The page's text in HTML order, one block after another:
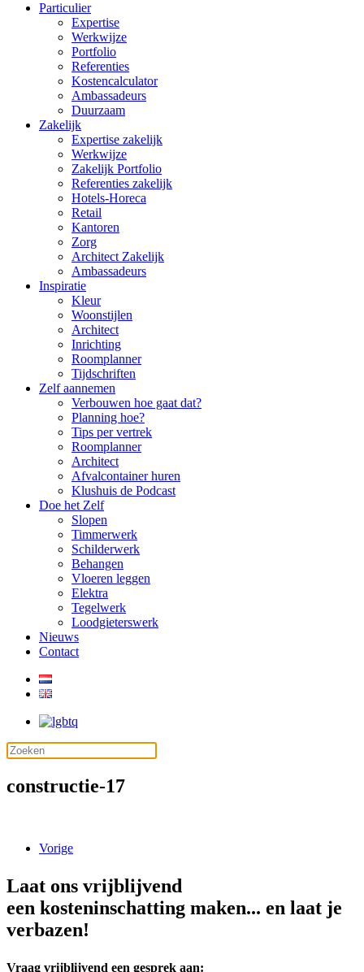
Particulier
Expertise
Werkwijze
Portfolio
Referenties
Kostencalculator
Ambassadeurs
Duurzaam
Zakelijk
Expertise zakelijk
Werkwijze
Zakelijk Portfolio
Referenties zakelijk
Hotels-Horeca
Retail
Kantoren
Zorg
Architect Zakelijk
Ambassadeurs
Inspiratie
Kleur
Woonstijlen
Architect
Inrichting
Roomplanner
Tijdschriften
Zelf aannemen
Verbouwen hoe gaat dat?
Planning hoe?
Tips per vertrek
Roomplanner
Architect
Afvalcontainer huren
Klushuis de Podcast
Doe het Zelf
Slopen
Timmerwerk
Schilderwerk
Behangen
Vloeren leggen
Elektra
Tegelwerk
Loodgieterswerk
Nieuws
Contact
constructie-17
Vorige
Laat ons vrijblijvend
een kosteninschatting maken... en laat je
verbazen!
Vraag vrijblijvend een gesprek aan: